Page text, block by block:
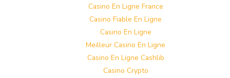
Casino En Ligne France
Casino Fiable En Ligne
Casino En Ligne
Meilleur Casino En Ligne
Casino En Ligne Cashlib
Casino Crypto